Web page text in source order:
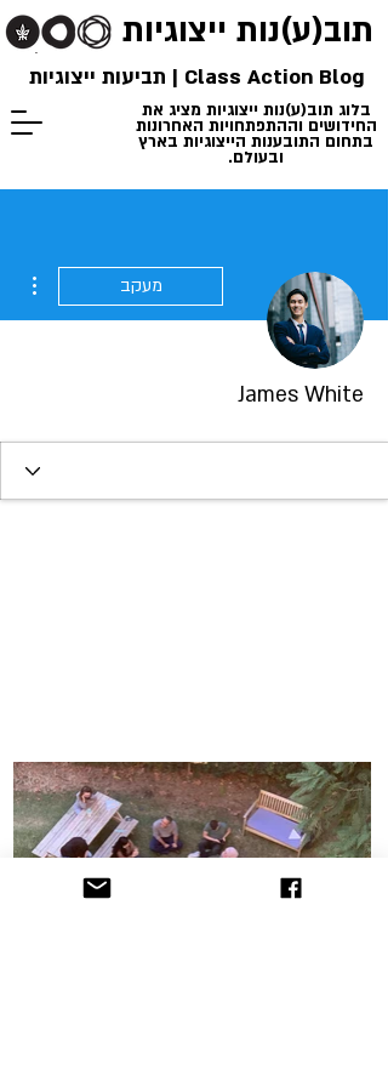
תוב(ע)נות ייצוגיות
בלוג תוב(ע)נות ייצוגיות מציג את
החידושים וההתפתחויות האחרונות
בתחום התובענות הייצוגיות בארץ
ובעולם.
Class Action Blog | תביעות ייצוגיות
מעקב
James White